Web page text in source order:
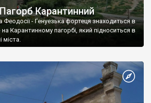
Карантинний
- Генуезька фортеця знаходиться в
Карантинному пагорбі, який підноситься в
міста.